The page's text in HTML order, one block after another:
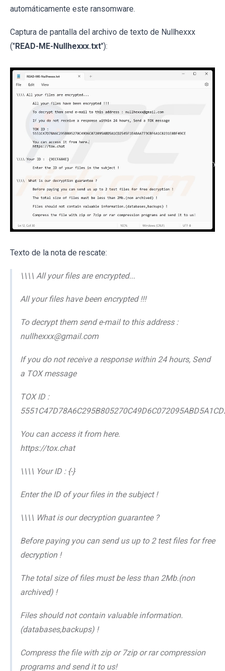
automáticamente este ransomware.
Captura de pantalla del archivo de texto de Nullhexxx
("READ-ME-Nullhexxx.txt"):
Texto de la nota de rescate:
\\\\ All your files are encrypted...
All your files have been encrypted !!!
To decrypt them send e-mail to this address :
nullhexxx@gmail.com
If you do not receive a response within 24 hours, Send
a TOX message
TOX ID :
You can access it from here.
https://tox.chat
\\\\ Your ID : {-}
Enter the ID of your files in the subject !
\\\\ What is our decryption guarantee ?
Before paying you can send us up to 2 test files for free
decryption !
The total size of files must be less than 2Mb.(non
archived) !
Files should not contain valuable information.
(databases,backups) !
Compress the file with zip or 7zip or rar compression
programs and send it to us!